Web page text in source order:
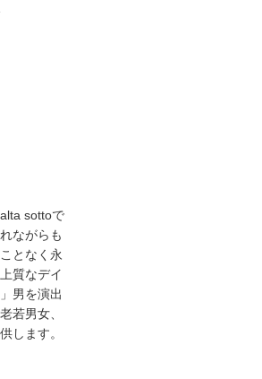
sottoで
ながらも
となく永
質なデイ
男を演出
若男女、
します。